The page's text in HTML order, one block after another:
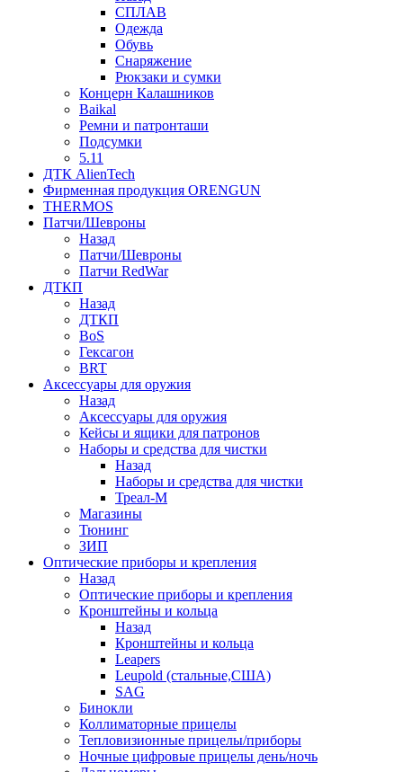
СПЛАВ
Одежда
Обувь
Снаряжение
Рюкзаки и сумки
Концерн Калашников
Baikal
Ремни и патронташи
Подсумки
5.11
ДТК AlienTech
Фирменная продукция ORENGUN
THERMOS
Патчи/Шевроны
Назад
Патчи/Шевроны
Патчи RedWar
ДТКП
Назад
ДТКП
BoS
Гексагон
BRT
Аксессуары для оружия
Назад
Аксессуары для оружия
Кейсы и ящики для патронов
Наборы и средства для чистки
Назад
Наборы и средства для чистки
Треал-М
Магазины
Тюнинг
ЗИП
Оптические приборы и крепления
Назад
Оптические приборы и крепления
Кронштейны и кольца
Назад
Кронштейны и кольца
Leapers
Leupold (стальные,США)
SAG
Бинокли
Коллиматорные прицелы
Тепловизионные прицелы/приборы
Ночные цифровые прицелы день/ночь